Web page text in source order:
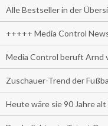
Alle Bestseller in der
+++++ Media Control
Media Control beruft Arnd
Zuschauer-Trend der
Heute wäre sie 90 Jahre